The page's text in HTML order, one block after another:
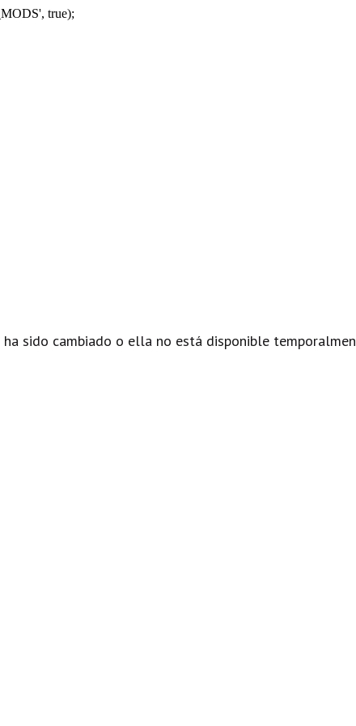
true);
sido cambiado o ella no está disponible